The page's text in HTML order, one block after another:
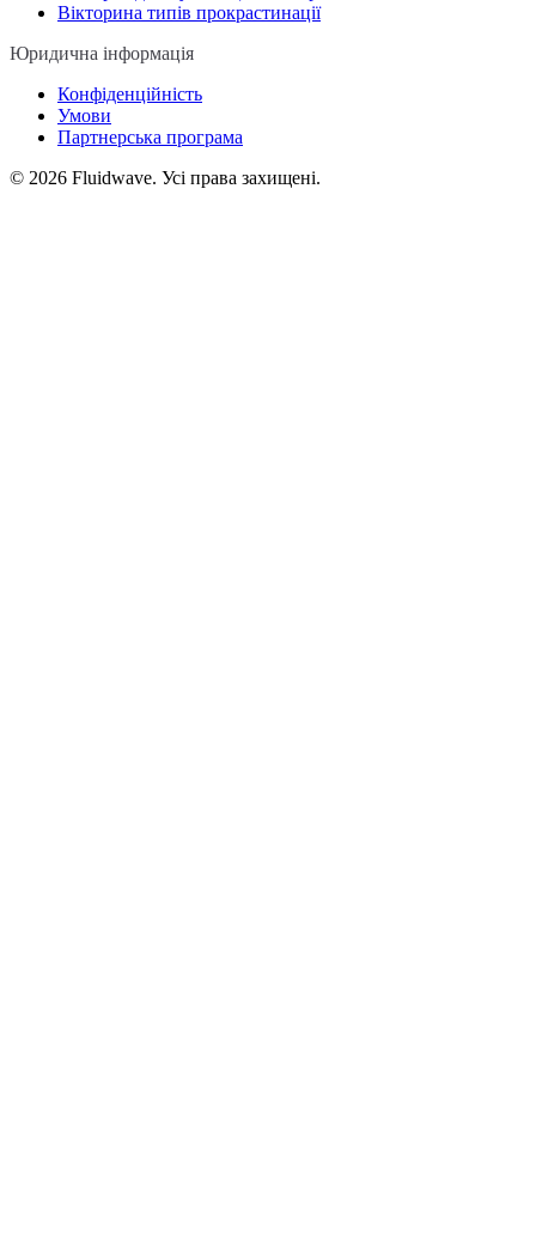
Вікторина типів прокрастинації
Юридична інформація
Конфіденційність
Умови
Партнерська програма
© 2026 Fluidwave. Усі права захищені.